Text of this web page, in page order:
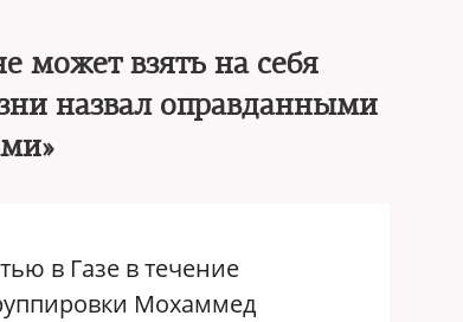
может взять на себя
назвал оправданными
в Газе в течение
Мохаммед